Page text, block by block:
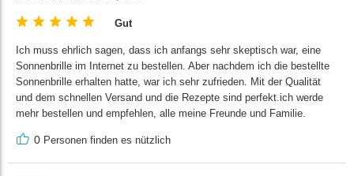
Gut
Ich muss ehrlich sagen, dass ich anfangs sehr skeptisch war, eine
Sonnenbrille im Internet zu bestellen. Aber nachdem ich die bestellte
Sonnenbrille erhalten hatte, war ich sehr zufrieden. Mit der Qualität
und dem schnellen Versand und die Rezepte sind perfekt.ich werde
mehr bestellen und empfehlen, alle meine Freunde und Familie.
0 Personen finden es nützlich